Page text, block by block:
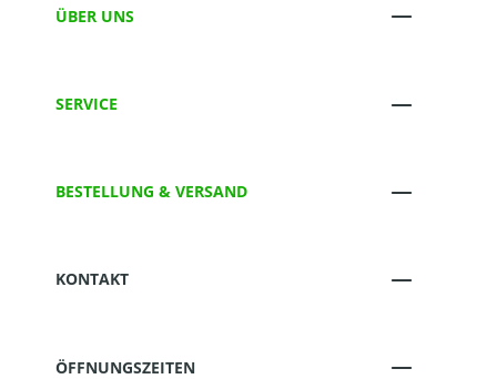
ÜBER UNS
SERVICE
BESTELLUNG & VERSAND
KONTAKT
ÖFFNUNGSZEITEN